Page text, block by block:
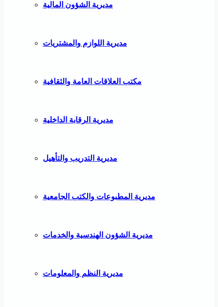
مديرية الشؤون المالية
مديرية اللوازم والمشتريات
مكتب العلاقات العامة والثقافية
مديرية الرقابة الداخلية
مديرية التدريب والتأهيل
مديرية المطبوعات والكتب الجامعية
مديرية الشؤون الهندسية والخدمات
مديرية النظم والمعلومات